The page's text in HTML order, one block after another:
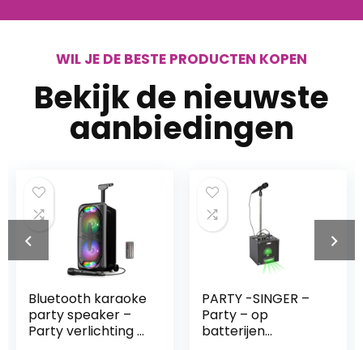
WIL JE DE BESTE PRODUCTEN KOPEN
Bekijk de nieuwste
aanbiedingen
Bluetooth karaoke
party speaker –
Party verlichting –
PARTY -SINGER –
Party – op
batterijen